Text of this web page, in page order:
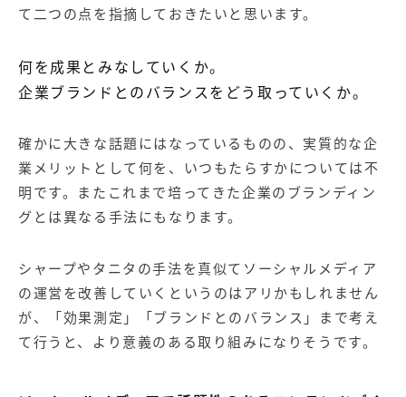
て二つの点を指摘しておきたいと思います。
何を成果とみなしていくか。
企業ブランドとのバランスをどう取っていくか。
確かに大きな話題にはなっているものの、実質的な企
業メリットとして何を、いつもたらすかについては不
明です。またこれまで培ってきた企業のブランディン
グとは異なる手法にもなります。
シャープやタニタの手法を真似てソーシャルメディア
の運営を改善していくというのはアリかもしれません
が、「効果測定」「ブランドとのバランス」まで考え
て行うと、より意義のある取り組みになりそうです。